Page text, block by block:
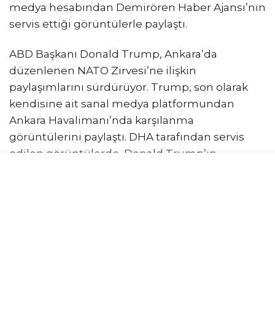
İSTANBUL, – ABD Başkanı Donald Trump, NATO
Cumhurbaşkanı Recep Tayyip Erdoğan ile
görüşmesini ve heyetle selamlaşmasını, sanal
medya hesabından Demirören Haber Ajansı’nın
servis ettiği görüntülerle paylaştı.
ABD Başkanı Donald Trump, Ankara’da
düzenlenen NATO Zirvesi’ne ilişkin